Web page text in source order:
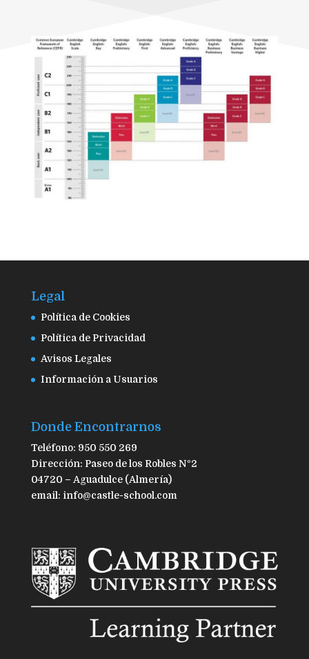
Legal
Política de Cookies
Política de Privacidad
Avisos Legales
Información a Usuarios
Donde Encontrarnos
Teléfono: 950 550 269
Dirección: Paseo de los Robles Nº2
04720 – Aguadulce (Almería)
email: info@castle-school.com